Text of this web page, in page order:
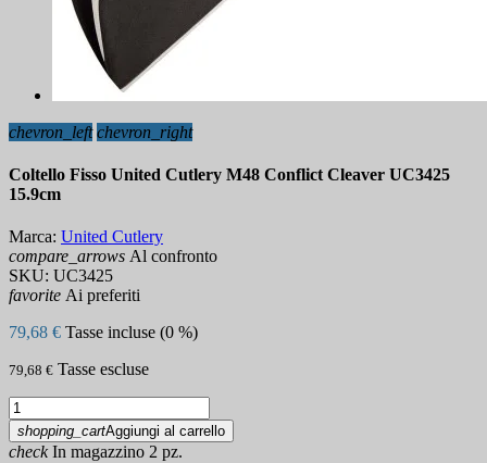
chevron_left chevron_right
Coltello Fisso United Cutlery M48 Conflict Cleaver UC3425
15.9cm
Marca: United Cutlery
compare_arrows Al confronto
SKU: UC3425
favorite Ai preferiti
79,68 € Tasse incluse (0 %)
79,68 € Tasse escluse
shopping_cartAggiungi al carrello
checkIn magazzino 2 pz.